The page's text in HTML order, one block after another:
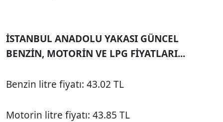
İSTANBUL ANADOLU YAKASI GÜNCEL
BENZİN, MOTORİN VE LPG FİYATLARI...
Benzin litre fiyatı: 43.02 TL
Motorin litre fiyatı: 43.85 TL